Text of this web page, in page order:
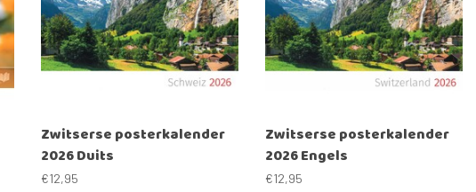
Zwitserse posterkalender
2026 Duits
€12,95
Zwitserse posterkalender
2026 Engels
€12,95